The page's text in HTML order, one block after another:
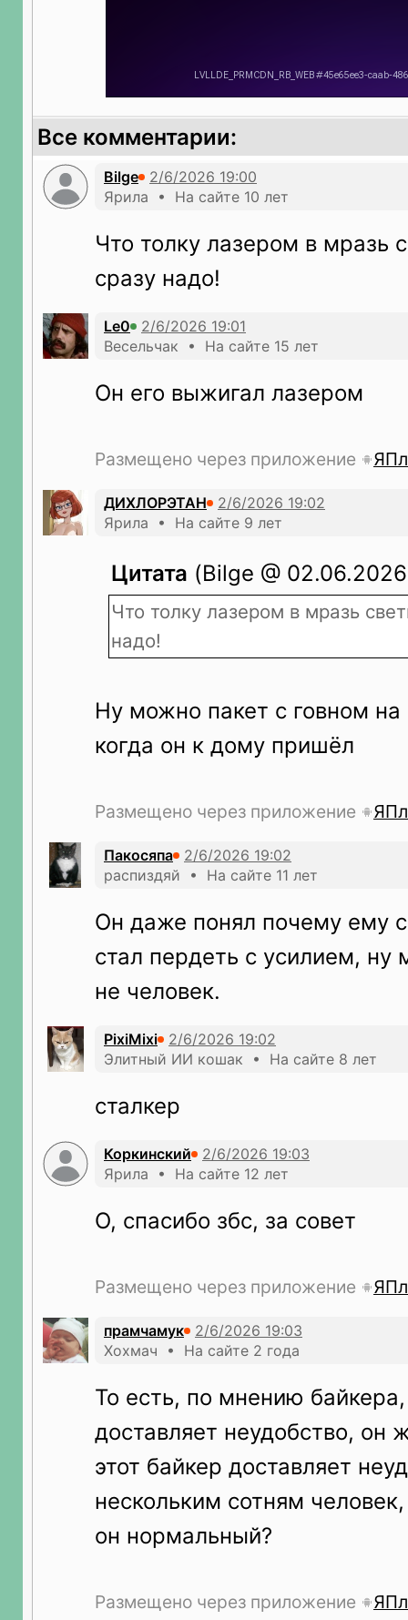
Все комментарии:
Bilge
Ярила • На сайте 10 лет
Что толку лазером в мразь
сразу надо!
Le0
Весельчак • На сайте 15 лет
Он его выжигал лазером
Размещено через приложение
ДИХЛОРЭТАН
Ярила • На сайте 9 лет
Цитата (Bilge @
Что толку лазером в мразь
надо!
Ну можно пакет с говном
когда он к дому пришёл
Размещено через приложение
Пакосяпа
распиздяй • На сайте 11 лет
Он даже понял почему ему
стал пердеть с усилием, ну
не человек.
PixiMixi
Элитный ИИ кошак • На сайте 8 лет
сталкер
Коркинский
Ярила • На сайте 12 лет
О, спасибо збс, за совет
Размещено через приложение
прамчамук
Хохмач • На сайте 2 года
То есть, по мнению
доставляет неудобство, он
этот байкер доставляет
нескольким сотням
он нормальный?
Размещено через приложение